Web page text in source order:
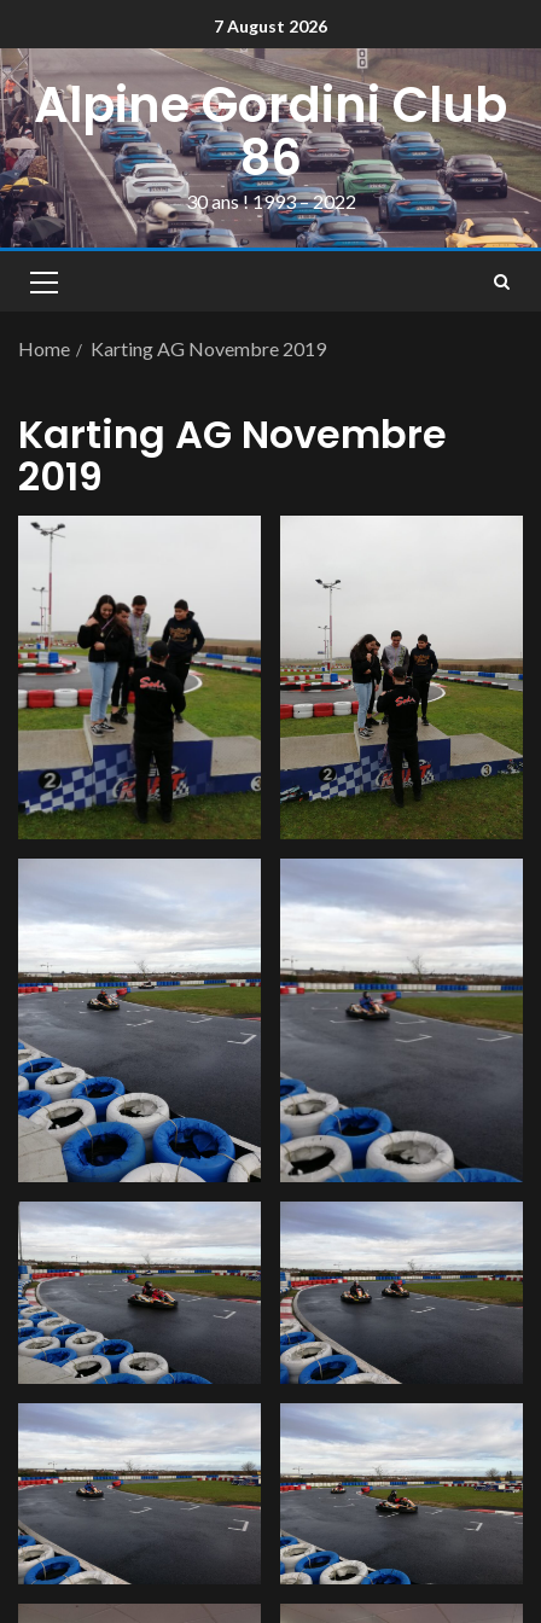
7 August 2026
Alpine Gordini Club
86
30 ans ! 1993 – 2022
Home Karting AG Novembre 2019
Karting AG Novembre
2019